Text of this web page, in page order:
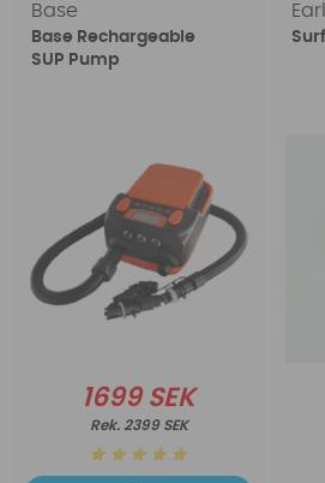
Base
Base Rechargeable
SUP Pump
1699 SEK
2399 SEK